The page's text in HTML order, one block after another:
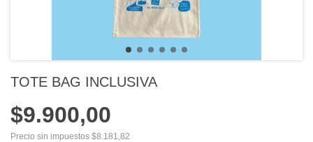
TOTE BAG INCLUSIVA
$9.900,00
Precio sin impuestos $8.181,82